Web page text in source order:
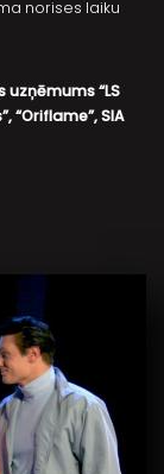
norises laiku
“LS
“Oriflame”, SIA